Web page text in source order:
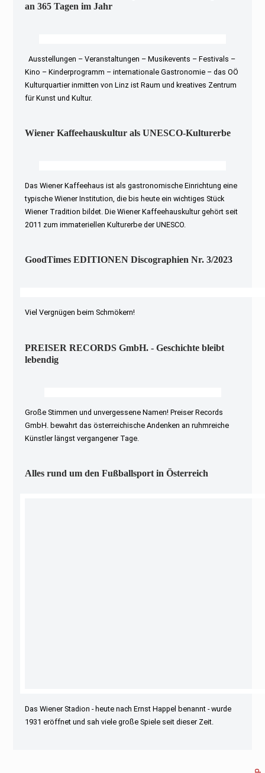
an 365 Tagen im Jahr
Ausstellungen – Veranstaltungen – Musikevents – Festivals –
Kino – Kinderprogramm – internationale Gastronomie – das OÖ
Kulturquartier inmitten von Linz ist Raum und kreatives Zentrum
für Kunst und Kultur.
Wiener Kaffeehauskultur als UNESCO-Kulturerbe
Das Wiener Kaffeehaus ist als gastronomische Einrichtung eine
typische Wiener Institution, die bis heute ein wichtiges Stück
Wiener Tradition bildet. Die Wiener Kaffeehauskultur gehört seit
2011 zum immateriellen Kulturerbe der UNESCO.
GoodTimes EDITIONEN Discographien Nr. 3/2023
Viel Vergnügen beim Schmökern!
PREISER RECORDS GmbH. - Geschichte bleibt
lebendig
Große Stimmen und unvergessene Namen! Preiser Records
GmbH. bewahrt das österreichische Andenken an ruhmreiche
Künstler längst vergangener Tage.
Alles rund um den Fußballsport in Österreich
Das Wiener Stadion - heute nach Ernst Happel benannt - wurde
1931 eröffnet und sah viele große Spiele seit dieser Zeit.